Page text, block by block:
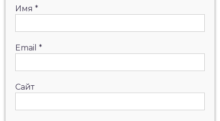
Имя *
Email *
Сайт